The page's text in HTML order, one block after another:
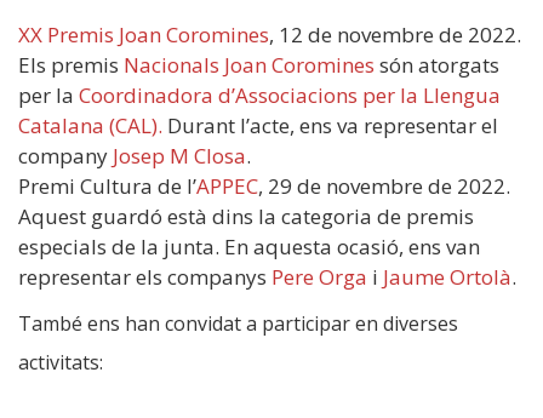
XX Premis Joan Coromines, 12 de novembre de 2022.
Els premis Nacionals Joan Coromines són atorgats
per la Coordinadora d’Associacions per la Llengua
Catalana (CAL). Durant l’acte, ens va representar el
company Josep M Closa.
Premi Cultura de l’APPEC, 29 de novembre de 2022.
Aquest guardó està dins la categoria de premis
especials de la junta. En aquesta ocasió, ens van
representar els companys Pere Orga i Jaume Ortolà.
També ens han convidat a participar en diverses
activitats: